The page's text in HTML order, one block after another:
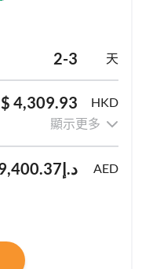
2-3 天
$ 4,309.93
HKD
顯示更多
د.إ419,400.37 AED